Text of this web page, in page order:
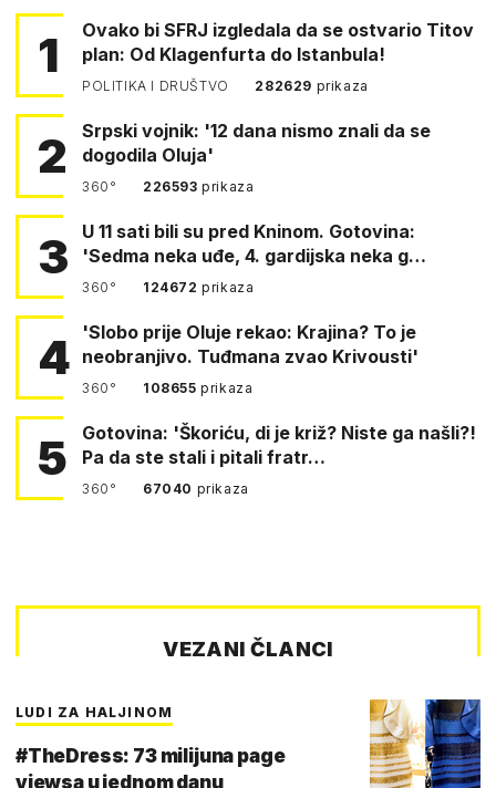
1
Ovako bi SFRJ izgledala da se ostvario Titov
plan: Od Klagenfurta do Istanbula!
POLITIKA I DRUŠTVO 282629 prikaza
2
Srpski vojnik: '12 dana nismo znali da se
dogodila Oluja'
360° 226593prikaza
3
U 11 sati bili su pred Kninom. Gotovina:
'Sedma neka uđe, 4. gardijska neka g…
360° 124672prikaza
4
'Slobo prije Oluje rekao: Krajina? To je
neobranjivo. Tuđmana zvao Krivousti'
360° 108655prikaza
5
Gotovina: 'Škoriću, di je križ? Niste ga našli?!
Pa da ste stali i pitali fratr…
360° 67040 prikaza
VEZANI ČLANCI
LUDI ZA HALJINOM
#TheDress: 73 milijuna page
viewsa u jednom danu